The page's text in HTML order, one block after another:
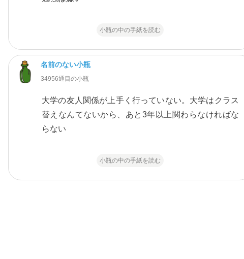
小瓶の中の手紙を読む
名前のない小瓶
34956通目の小瓶
大学の友人関係が上手く行っていない。大学はクラス
替えなんてないから、あと3年以上関わらなければな
らない
小瓶の中の手紙を読む